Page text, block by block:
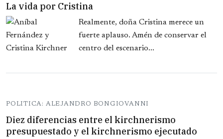
La vida por Cristina
Realmente, doña Cristina merece un
fuerte aplauso. Amén de conservar el
centro del escenario...
POLITICA: ALEJANDRO BONGIOVANNI
Diez diferencias entre el kirchnerismo
presupuestado y el kirchnerismo ejecutado